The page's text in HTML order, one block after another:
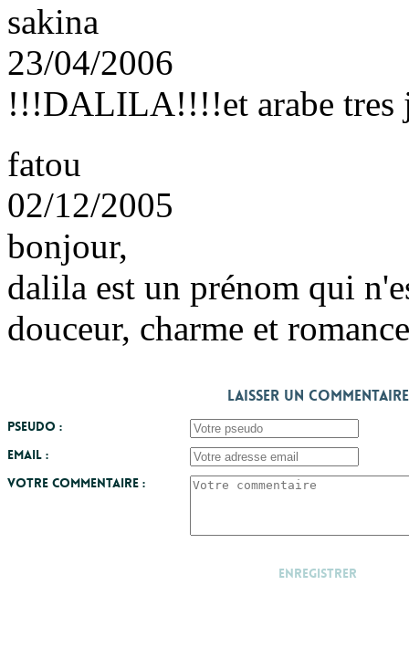
sakina
23/04/2006
!!!DALILA!!!!et arabe
fatou
02/12/2005
bonjour,
dalila est un prénom qui
douceur, charme et
Laisser un commentaire
Pseudo :
Email :
Votre commentaire :
Enregistrer